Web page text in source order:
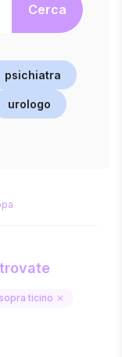
Cerca
psichiatra
urologo
ticino